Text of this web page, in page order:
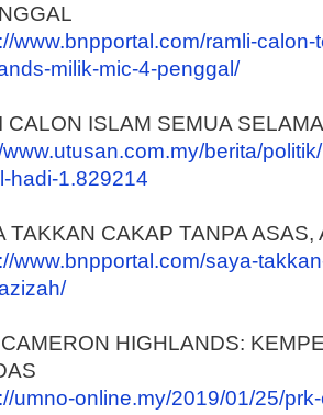
www.bnpportal.com/ramli-
milik-mic-4-penggal/
CALON ISLAM SEMUA
www.utusan.com.my/berita/
hadi-1.829214
TAKKAN CAKAP TANPA
www.bnpportal.com/saya-
HIGHLANDS:
umno-online.my/2019/01/25/